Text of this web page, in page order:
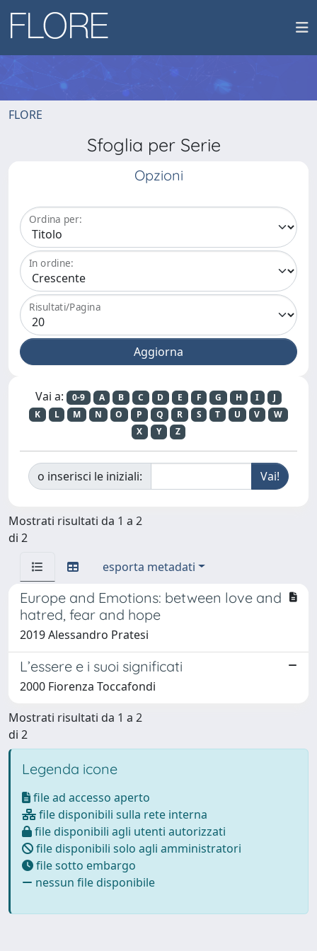
FLORE
Sfoglia per Serie
Opzioni
Ordina per:
In ordine:
Risultati/Pagina
Vai a: 0-9 A B C D E F G H I
J
K
L M N O P Q R S T U V
W
X
Y Z
o inserisci le iniziali:
Mostrati risultati da 1 a 2
di 2
esporta metadati
Europe and Emotions: between love and
hatred, fear and hope
2019 Alessandro Pratesi
L’essere e i suoi significati
2000 Fiorenza Toccafondi
Mostrati risultati da 1 a 2
di 2
Legenda icone
file ad accesso aperto
file disponibili sulla rete interna
file disponibili agli utenti autorizzati
file disponibili solo agli amministratori
file sotto embargo
nessun file disponibile